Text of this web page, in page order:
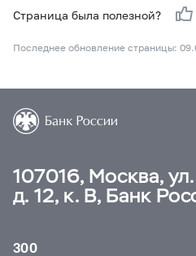
Страница была полезной?
Последнее обновление страницы:
107016, Москва,
д. 12, к. В, Банк
300